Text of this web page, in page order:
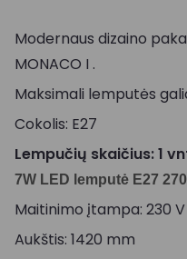
Modernaus dizaino
MONACO I .
Maksimali lemputės
Cokolis: E27
Lempučių skaičius: 1
7W LED lemputė E27
Maitinimo įtampa: 230 V
Aukštis: 1420 mm